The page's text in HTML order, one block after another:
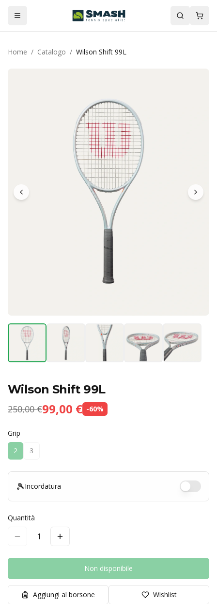
Home / Catalogo / Wilson Shift 99L
Wilson Shift 99L
250,00 €99,00 € -60%
Grip
2
3
🎾Incordatura
Quantità
1
Non disponibile
Aggiungi al borsone Wishlist